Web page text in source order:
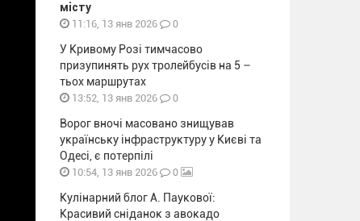
місту
11:16, 13 янв 2026 0
У Кривому Розі тимчасово
призупинять рух тролейбусів на 5 –
тьох маршрутах
13:52, 13 янв 2026 0
Ворог вночі масовано знищував
українську інфраструктуру у Києві та
Одесі, є потерпілі
10:54, 13 янв 2026 0
Кулінарний блог А. Паукової:
Красивий сніданок з авокадо